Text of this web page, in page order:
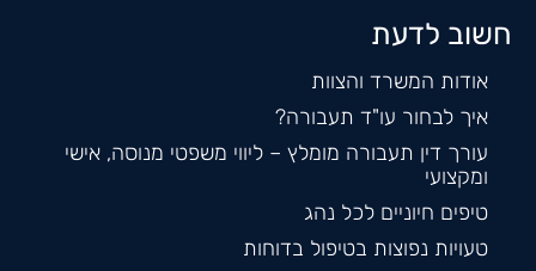
חשוב לדעת
אודות המשרד והצוות
איך לבחור עו"ד תעבורה?
עורך דין תעבורה מומלץ – ליווי משפטי מנוסה, אישי
ומקצועי
טיפים חיוניים לכל נהג
טעויות נפוצות בטיפול בדוחות